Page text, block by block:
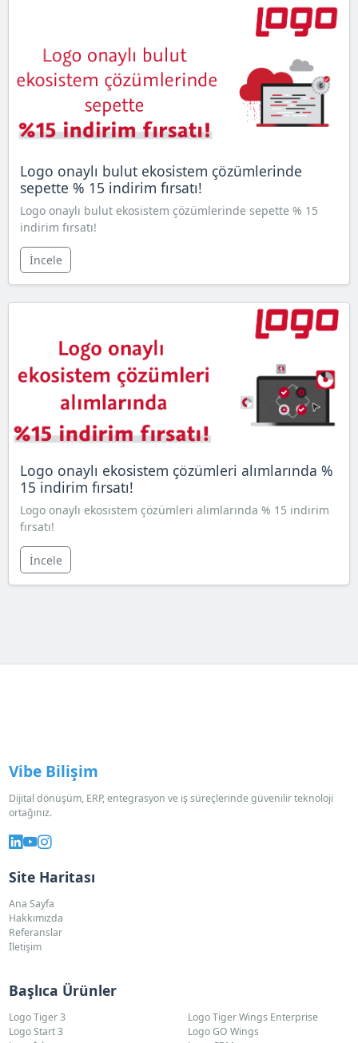
Logo onaylı bulut ekosistem çözümlerinde
sepette % 15 indirim fırsatı!
Logo onaylı bulut ekosistem çözümlerinde sepette % 15
indirim fırsatı!
İncele
Logo onaylı ekosistem çözümleri alımlarında %
15 indirim fırsatı!
Logo onaylı ekosistem çözümleri alımlarında % 15 indirim
fırsatı!
İncele
Vibe Bilişim
Dijital dönüşüm, ERP, entegrasyon ve iş süreçlerinde güvenilir teknoloji
ortağınız.
Site Haritası
Ana Sayfa
Hakkımızda
Referanslar
İletişim
Başlıca Ürünler
Logo Tiger 3
Logo Start 3
Logo Tiger Wings Enterprise
Logo GO Wings